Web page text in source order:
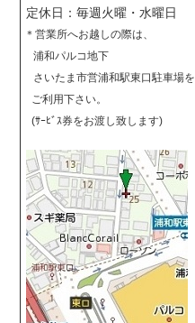
定休日：毎週火曜・水曜日
＊営業所へお越しの際は、
浦和パルコ地下
さいたま市営浦和駅東口駐車場を
ご利用下さい。
(ｻｰﾋﾞｽ券をお渡し致します)